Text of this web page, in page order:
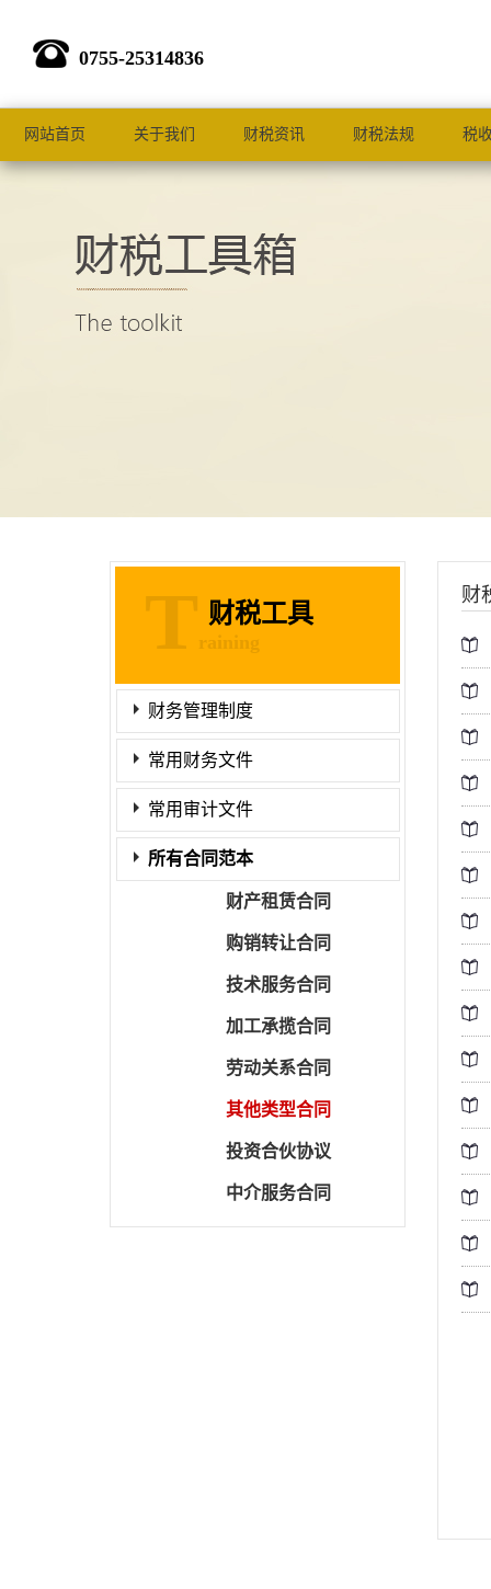
0755-25314836
网站首页 关于我们 财税资讯 财税法规 税
财税工具
Training
财务管理制度
常用财务文件
常用审计文件
所有合同范本
财产租赁合同
购销转让合同
技术服务合同
加工承揽合同
劳动关系合同
其他类型合同
投资合伙协议
中介服务合同
财